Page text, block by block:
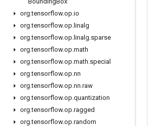
org.tensorflow.op.io
org.tensorflow.op. linalg
org.tensorflow.op. linalg.sparse
org.tensorflow.op.math
org.tensorflow.op.math.special
org.tensorflow.op.nn
org.tensorflow.op.nn.raw
org.tensorflow.op.quantization
org.tensorflow.op.ragged
org.tensorflow.op.random